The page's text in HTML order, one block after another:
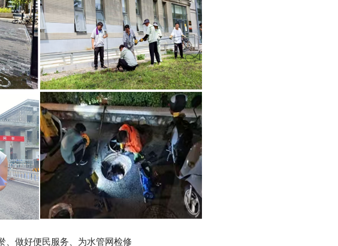
、做好便民服务、为水管网检修